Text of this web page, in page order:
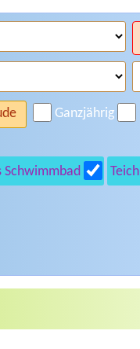
Ganzjährig
Schwimmbad Teich